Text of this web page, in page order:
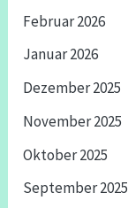
Februar 2026
Januar 2026
Dezember 2025
November 2025
Oktober 2025
September 2025